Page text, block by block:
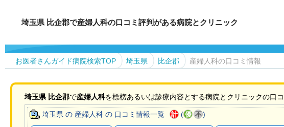
埼玉県 比企郡で産婦人科の口コミ評判がある病院とクリニック
お医者さんガイド病院検索TOP 埼玉県 比企郡 産婦人科の口コミ情報
埼玉県 比企郡で産婦人科を標榜あるいは診療内容とする病院とクリニックの口コ
埼玉県 の 産婦人科 の 口コミ情報一覧 計 (優 不)